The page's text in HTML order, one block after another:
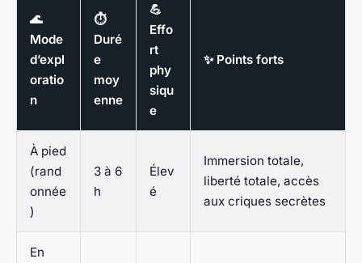
🌊
Mode
d’expl
oratio
n
⏱
Duré
e
moy
enne
💪
Effo
rt
phy
siqu
e
✨ Points forts
À pied
(rand
onnée
)
3 à 6
h
Élev
é
Immersion totale,
liberté totale, accès
aux criques secrètes
En